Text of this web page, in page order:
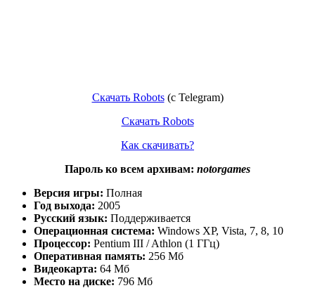
Скачать Robots(c Telegram)
Скачать Robots
Как скачивать?
Пароль ко всем архивам: notorgames
Версия игры: Полная
Год выхода: 2005
Русский язык: Поддерживается
Операционная система: Windows XP, Vista, 7, 8, 10
Процессор: Pentium III / Athlon (1 ГГц)
Оперативная память: 256 Мб
Видеокарта: 64 Мб
Место на диске: 796 Мб